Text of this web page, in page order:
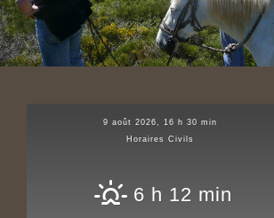
9 août 2026, 16 h 30 min
Horaires Civils
6 h 12 min